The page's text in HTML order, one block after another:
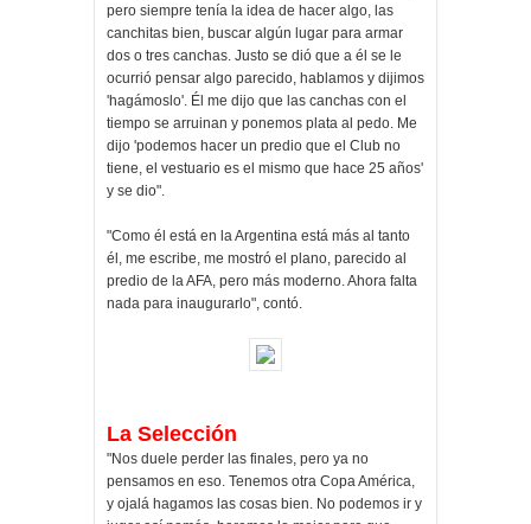
pero siempre tenía la idea de hacer algo, las
canchitas bien, buscar algún lugar para armar
dos o tres canchas. Justo se dió que a él se le
ocurrió pensar algo parecido, hablamos y dijimos
'hagámoslo'. Él me dijo que las canchas con el
tiempo se arruinan y ponemos plata al pedo. Me
dijo 'podemos hacer un predio que el Club no
tiene, el vestuario es el mismo que hace 25 años'
y se dio".
"Como él está en la Argentina está más al tanto
él, me escribe, me mostró el plano, parecido al
predio de la AFA, pero más moderno. Ahora falta
nada para inaugurarlo", contó.
La Selección
"Nos duele perder las finales, pero ya no
pensamos en eso. Tenemos otra Copa América,
y ojalá hagamos las cosas bien. No podemos ir y